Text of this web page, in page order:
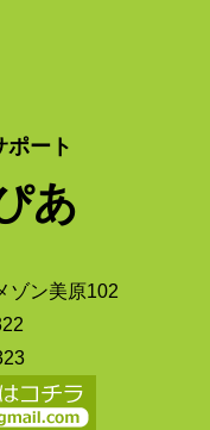
ポート
あ
ゾン美原102